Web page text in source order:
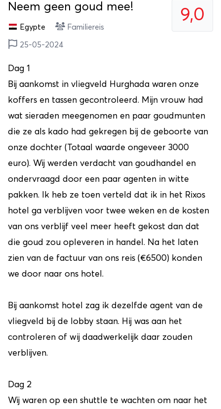
9,0
Neem geen goud mee!
Egypte Familiereis
25-05-2024
Dag 1
Bij aankomst in vliegveld Hurghada waren onze
koffers en tassen gecontroleerd. Mijn vrouw had
wat sieraden meegenomen en paar goudmunten
die ze als kado had gekregen bij de geboorte van
onze dochter (Totaal waarde ongeveer 3000
euro). Wij werden verdacht van goudhandel en
ondervraagd door een paar agenten in witte
pakken. Ik heb ze toen verteld dat ik in het Rixos
hotel ga verblijven voor twee weken en de kosten
van ons verblijf veel meer heeft gekost dan dat
die goud zou opleveren in handel. Na het laten
zien van de factuur van ons reis (€6500) konden
we door naar ons hotel.
Bij aankomst hotel zag ik dezelfde agent van de
vliegveld bij de lobby staan. Hij was aan het
controleren of wij daadwerkelijk daar zouden
verblijven.
Dag 2
Wij waren op een shuttle te wachten om naar het